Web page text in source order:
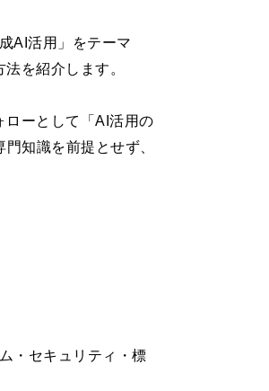
AI活用」をテーマ
を紹介します。
ローとして「AI活用の
知識を前提とせず、
・セキュリティ・標